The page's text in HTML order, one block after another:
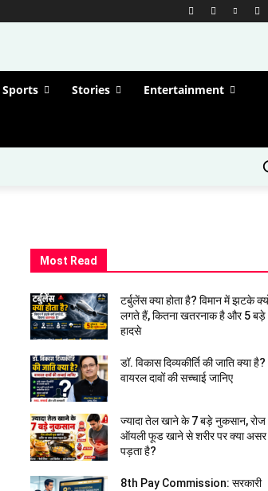
Sports Stories Entertainment
Most Read
टर्बुलेंस क्या होता है? विमान में झटके
लगते हैं, कितना खतरनाक है और 5 बड़े
हादसे
डॉ. विकास दिव्यकीर्ति की जाति क्या है?
वायरल दावों की सच्चाई जानिए
ज्यादा तेल खाने के 7 बड़े नुकसान, रोज
ऑयली फूड खाने से शरीर पर क्या असर
पड़ता है?
8th Pay Commission: सरकारी